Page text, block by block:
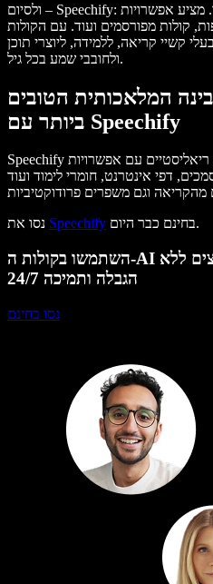
ולסיום – Speechify: כנראה המחולל הטוב ביותר. מציע אפשרויות
מתקדמות, מעל 30 שפות, קולות מפורסמים ועוד. עם הקולות
קשיי קריאה, ללמידה, ליוצרי תוכן
ולחובבי שמע בכל גיל.
המלאכותית הטובים
ביותר עם Speechify
Speechify קלה לשימוש ומציעה קולות ריאליסטיים עם אפשרויות
דפי אינטרנט, חומרי לימוד ועוד
Speechify בחינם כבר היום.
השתמשו בקולות ה-AI המתקדמים ביותר, קבצים ללא
הגבלה ותמיכה 24/7
נסו בחינם